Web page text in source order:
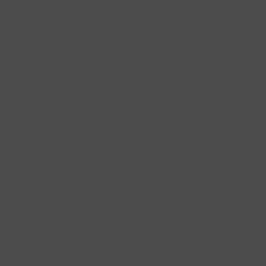
erreicht eine Höhe von 40 bis 60 Zentimetern und
die Sumpfzone oder den Teichrand, wo sie sich